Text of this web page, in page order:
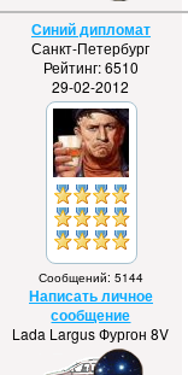
Синий дипломат
Санкт-Петербург
Рейтинг: 6510
29-02-2012
Сообщений: 5144
Написать личное
сообщение
Lada Largus Фургон 8V